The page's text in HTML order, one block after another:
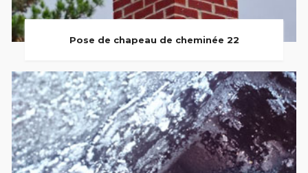
Pose de chapeau de cheminée 22